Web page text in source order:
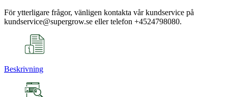
För ytterligare frågor, vänligen kontakta vår kundservice på
kundservice@supergrow.se eller telefon +4524798080.
Beskrivning